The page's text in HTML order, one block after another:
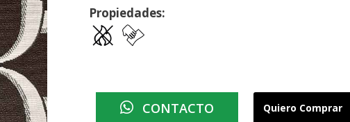
Propiedades:
CONTACTO Quiero Comprar